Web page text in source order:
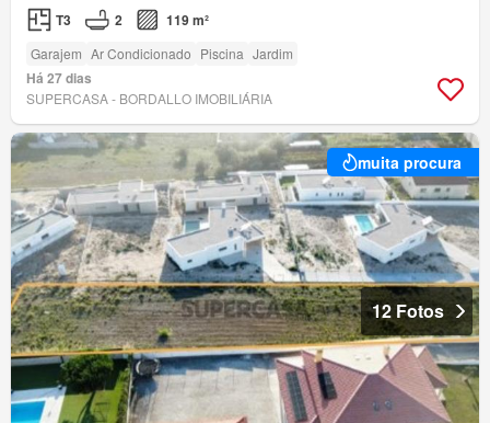
T3 2 119 m²
Garajem Ar Condicionado Piscina Jardim
Há 27 dias
SUPERCASA - BORDALLO IMOBILIÁRIA
muita procura
12 Fotos